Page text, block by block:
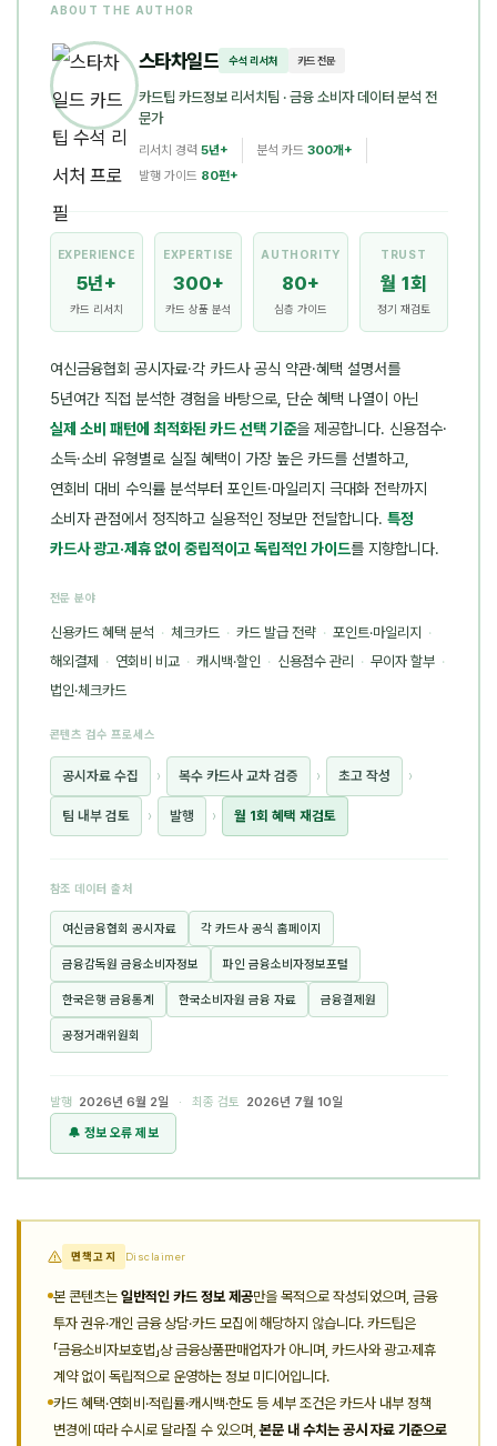
ABOUT THE AUTHOR
스타차일드 수석 리서처 카드 전문
카드팁 카드정보 리서치팀 · 금융 소비자 데이터 분석 전
문가
리서치 경력 5년+ 분석 카드 300개+
발행 가이드 80편+
EXPERIENCE
5년+
카드 리서치
EXPERTISE
300+
카드 상품 분석
AUTHORITY
80+
심층 가이드
TRUST
월 1회
정기 재검토
여신금융협회 공시자료·각 카드사 공식 약관·혜택 설명서를
5년여간 직접 분석한 경험을 바탕으로, 단순 혜택 나열이 아닌
실제 소비 패턴에 최적화된 카드 선택 기준을 제공합니다. 신용점수·
소득·소비 유형별로 실질 혜택이 가장 높은 카드를 선별하고,
연회비 대비 수익률 분석부터 포인트·마일리지 극대화 전략까지
소비자 관점에서 정직하고 실용적인 정보만 전달합니다. 특정
카드사 광고·제휴 없이 중립적이고 독립적인 가이드를 지향합니다.
전문 분야
신용카드 혜택 분석 · 체크카드 · 카드 발급 전략 · 포인트·마일리지 ·
해외결제 · 연회비 비교 · 캐시백·할인 · 신용점수 관리 · 무이자 할부 ·
법인·체크카드
콘텐츠 검수 프로세스
공시자료 수집 › 복수 카드사 교차 검증 › 초고 작성 ›
팀 내부 검토 › 발행 › 월 1회 혜택 재검토
참조 데이터 출처
여신금융협회 공시자료 각 카드사 공식 홈페이지
금융감독원 금융소비자정보 파인 금융소비자정보포털
한국은행 금융통계 한국소비자원 금융 자료 금융결제원
공정거래위원회
발행 2026년 6월 2일 · 최종 검토
2026년 7월 10일
🔔 정보 오류 제보
면책고지 Disclaimer
본 콘텐츠는 일반적인 카드 정보 제공만을 목적으로 작성되었으며, 금융
투자 권유·개인 금융 상담·카드 모집에 해당하지 않습니다. 카드팁은
「금융소비자보호법」상 금융상품판매업자가 아니며, 카드사와 광고·제휴
계약 없이 독립적으로 운영하는 정보 미디어입니다.
카드 혜택·연회비·적립률·캐시백·한도 등 세부 조건은 카드사 내부 정책
변경에 따라 수시로 달라질 수 있으며,본문 내 수치는 공시 자료 기준으로